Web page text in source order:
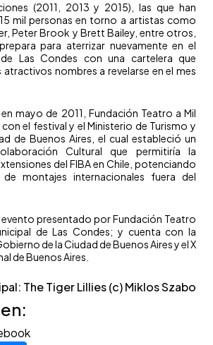
(2011, 2013 y 2015), las que han
mil personas en torno a artistas como
Peter Brook y Brett Bailey, entre otros,
para aterrizar nuevamente en el
Las Condes con una cartelera que
nombres a revelarse en el mes
mayo de 2011, Fundación Teatro a Mil
el festival y el Ministerio de Turismo y
de Buenos Aires, el cual estableció un
Cultural que permitiría la
del FIBA en Chile, potenciando
montajes internacionales fuera del
evento presentado por Fundación Teatro
de Las Condes; y cuenta con la
de la Ciudad de Buenos Aires y el X
de Buenos Aires.
The Tiger Lillies (c) Miklos Szabo